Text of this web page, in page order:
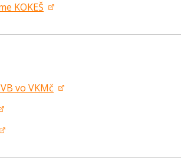
KOKEŠ
vo VKMč